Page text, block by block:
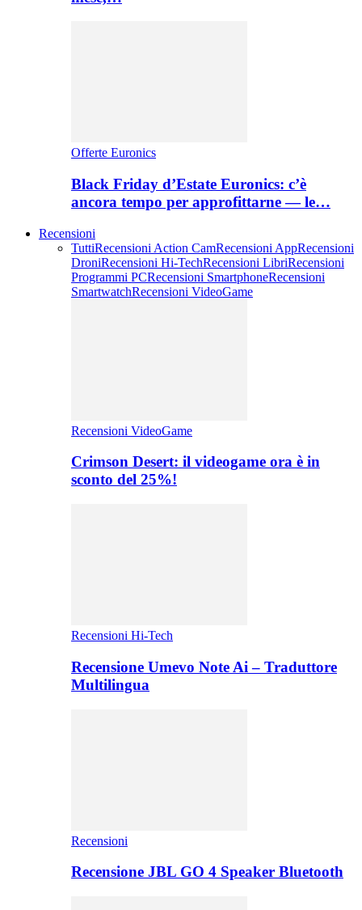
Offerte Euronics
Black Friday d’Estate Euronics: c’è
ancora tempo per approfittarne — le…
Recensioni
TuttiRecensioni Action CamRecensioni AppRecensioni
DroniRecensioni Hi-TechRecensioni LibriRecensioni
Programmi PCRecensioni SmartphoneRecensioni
SmartwatchRecensioni VideoGame
Recensioni VideoGame
Crimson Desert: il videogame ora è in
sconto del 25%!
Recensioni Hi-Tech
Recensione Umevo Note Ai – Traduttore
Multilingua
Recensioni
Recensione JBL GO 4 Speaker Bluetooth